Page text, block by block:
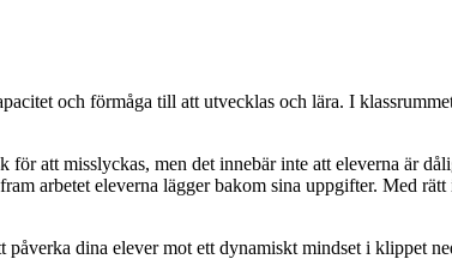
och förmåga till att utvecklas och lära. I
för att misslyckas, men det innebär inte att eleverna är
arbetet eleverna lägger bakom sina uppgifter. Med
påverka dina elever mot ett dynamiskt mindset i klippet